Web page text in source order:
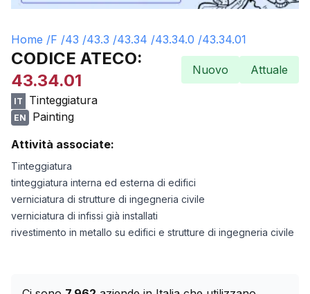
Home /F /43 /43.3 /43.34 /43.34.0 /43.34.01
CODICE ATECO:
43.34.01
Nuovo Attuale
IT Tinteggiatura
EN
Painting
Attività associate:
Tinteggiatura
tinteggiatura interna ed esterna di edifici
verniciatura di strutture di ingegneria civile
verniciatura di infissi già installati
rivestimento in metallo su edifici e strutture di ingegneria civile